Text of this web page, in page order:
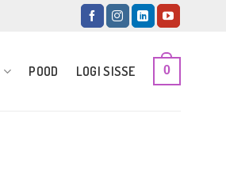
POOD LOGI SISSE 0